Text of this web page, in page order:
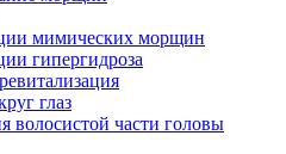
мимических морщин
гипергидроза
глаз
волосистой части головы